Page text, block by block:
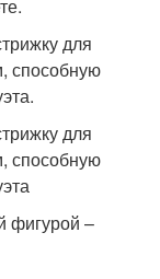
для
способную
для
способную
фигурой –